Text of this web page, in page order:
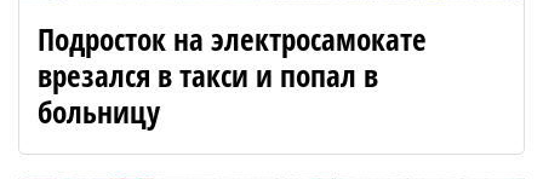
Подросток на электросамокате
врезался в такси и попал в
больницу